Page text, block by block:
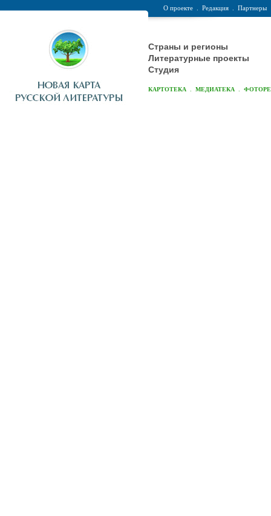
О проекте Редакция Партнеры
Страны и регионы
Литературные проекты
Студия
КАРТОТЕКА МЕДИАТЕКА